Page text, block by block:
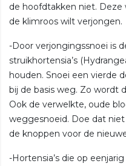
de hoofdtakken niet. Deze
de klimroos wilt verjongen.
-Door verjongingssnoei is
struikhortensia’s
houden. Snoei een vierde
bij de basis weg. Zo wordt
Ook de verwelkte, oude
weggesnoeid. Doe dat
de knoppen voor de
-Hortensia’s die op